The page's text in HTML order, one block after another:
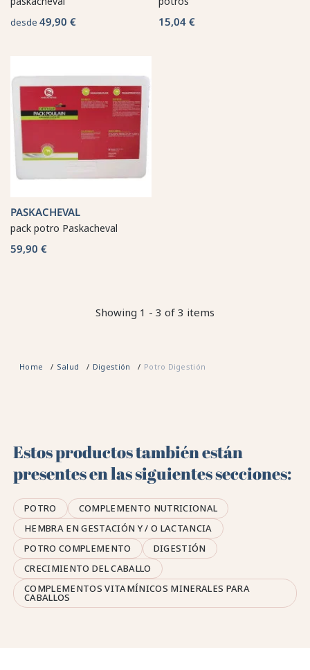
desde 49,90 € 15,04 €
PASKACHEVAL
pack potro Paskacheval
59,90 €
Showing 1 - 3 of 3 items
Home Salud Digestión Potro Digestión
Estos productos también están
presentes en las siguientes secciones:
POTRO
COMPLEMENTO NUTRICIONAL
HEMBRA EN GESTACIÓN Y / O LACTANCIA
POTRO COMPLEMENTO
DIGESTIÓN
CRECIMIENTO DEL CABALLO
COMPLEMENTOS VITAMÍNICOS MINERALES PARA
CABALLOS